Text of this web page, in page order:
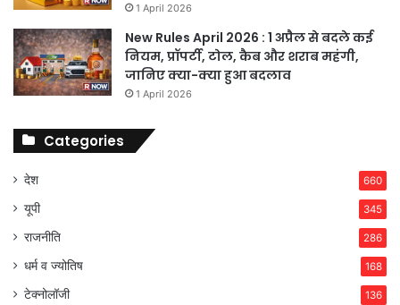
1 April 2026
New Rules April 2026 : 1 अप्रैल से बदले कई
नियम, प्रॉपर्टी, टोल, कैब और शराब महंगी,
जानिए क्या-क्या हुआ बदलाव
1 April 2026
Categories
देश 660
यूपी 345
राजनीति 286
धर्म व ज्योतिष 168
टेक्नोलॉजी 136